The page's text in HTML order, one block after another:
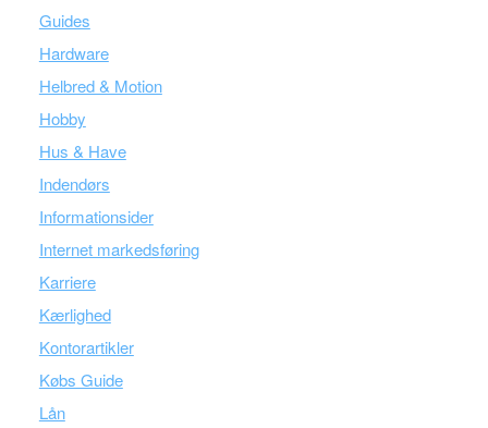
Guides
Hardware
Helbred & Motion
Hobby
Hus & Have
Indendørs
Informationsider
Internet markedsføring
Karriere
Kærlighed
Kontorartikler
Købs Guide
Lån